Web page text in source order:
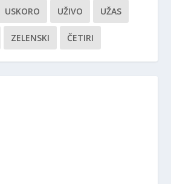
USKORO UŽIVO UŽAS
ZELENSKI ČETIRI